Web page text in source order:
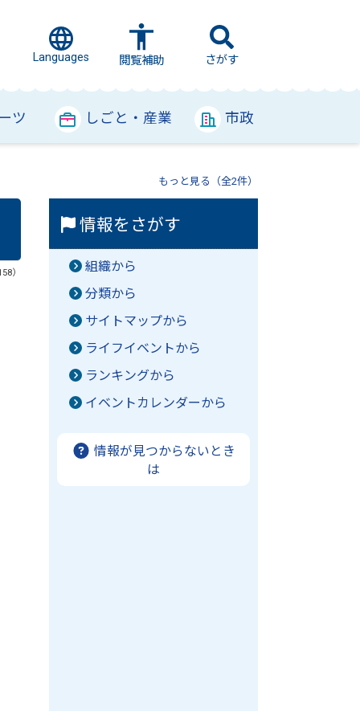
Languages 閲覧補助 さがす
ツ しごと・産業 市政
もっと見る（全2件）
）
情報をさがす
組織から
分類から
サイトマップから
ライフイベントから
ランキングから
イベントカレンダーから
情報が見つからないとき
は